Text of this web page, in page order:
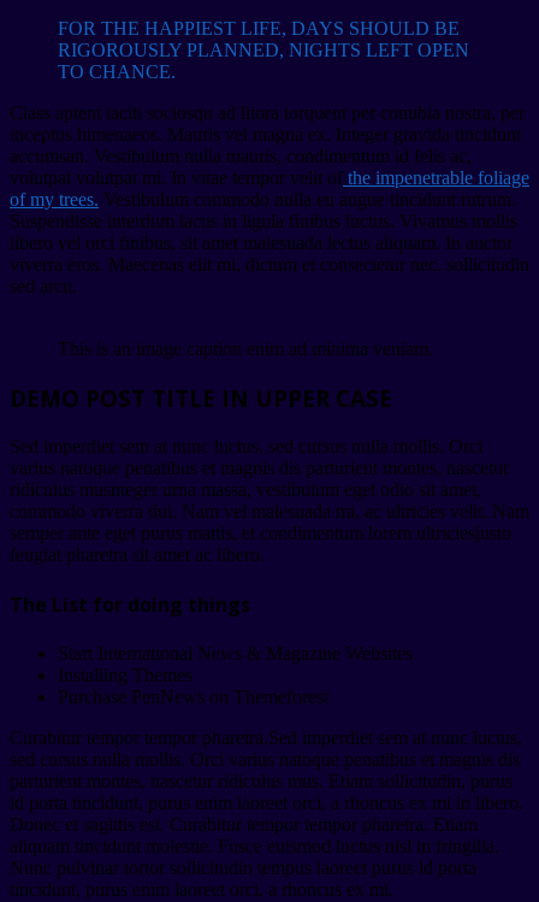
FOR THE HAPPIEST LIFE, DAYS SHOULD BE
RIGOROUSLY PLANNED, NIGHTS LEFT OPEN
TO CHANCE.
Class aptent taciti sociosqu ad litora torquent per conubia nostra, per
inceptos himenaeos. Mauris vel magna ex. Integer gravida tincidunt
accumsan. Vestibulum nulla mauris, condimentum id felis ac,
volutpat volutpat mi. In vitae tempor velit of the impenetrable foliage
of my trees. Vestibulum commodo nulla eu augue tincidunt rutrum.
Suspendisse interdum lacus in ligula finibus luctus. Vivamus mollis
libero vel orci finibus, sit amet malesuada lectus aliquam. In auctor
viverra eros. Maecenas elit mi, dictum et consectetur nec, sollicitudin
sed arcu.
This is an image caption enim ad minima veniam.
DEMO POST TITLE IN UPPER CASE
Sed imperdiet sem at nunc luctus, sed cursus nulla mollis. Orci
varius natoque penatibus et magnis dis parturient montes, nascetur
ridiculus musnteger urna massa, vestibulum eget odio sit amet,
commodo viverra dui. Nam vel malesuada mi, ac ultricies velit. Nam
semper ante eget purus mattis, et condimentum lorem ultriciesjusto
feugiat pharetra sit amet ac libero.
The List for doing things
Start International News & Magazine Websites
Installing Themes
Purchase PenNews on Themeforest
Curabitur tempor tempor pharetra.Sed imperdiet sem at nunc luctus,
sed cursus nulla mollis. Orci varius natoque penatibus et magnis dis
parturient montes, nascetur ridiculus mus. Etiam sollicitudin, purus
id porta tincidunt, purus enim laoreet orci, a rhoncus ex mi in libero.
Donec et sagittis est. Curabitur tempor tempor pharetra. Etiam
aliquam tincidunt molestie. Fusce euismod luctus nisl in fringilla.
Nunc pulvinar tortor sollicitudin tempus laoreet purus id porta
tincidunt, purus enim laoreet orci, a rhoncus ex mi.